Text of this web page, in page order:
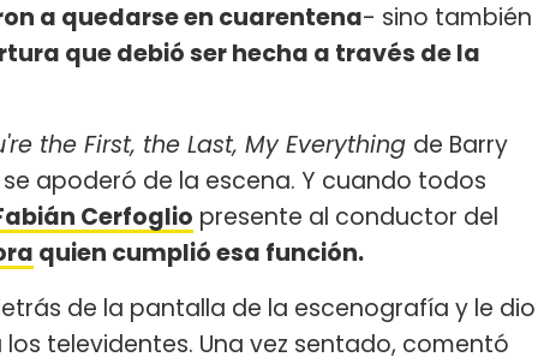
a quedarse en cuarentena- sino también
que debió ser hecha a través de la
the First, the Last, My Everything de Barry
se apoderó de la escena. Y cuando todos
Cerfoglio presente al conductor del
quien cumplió esa función.
de la pantalla de la escenografía y le dio
televidentes. Una vez sentado, comentó